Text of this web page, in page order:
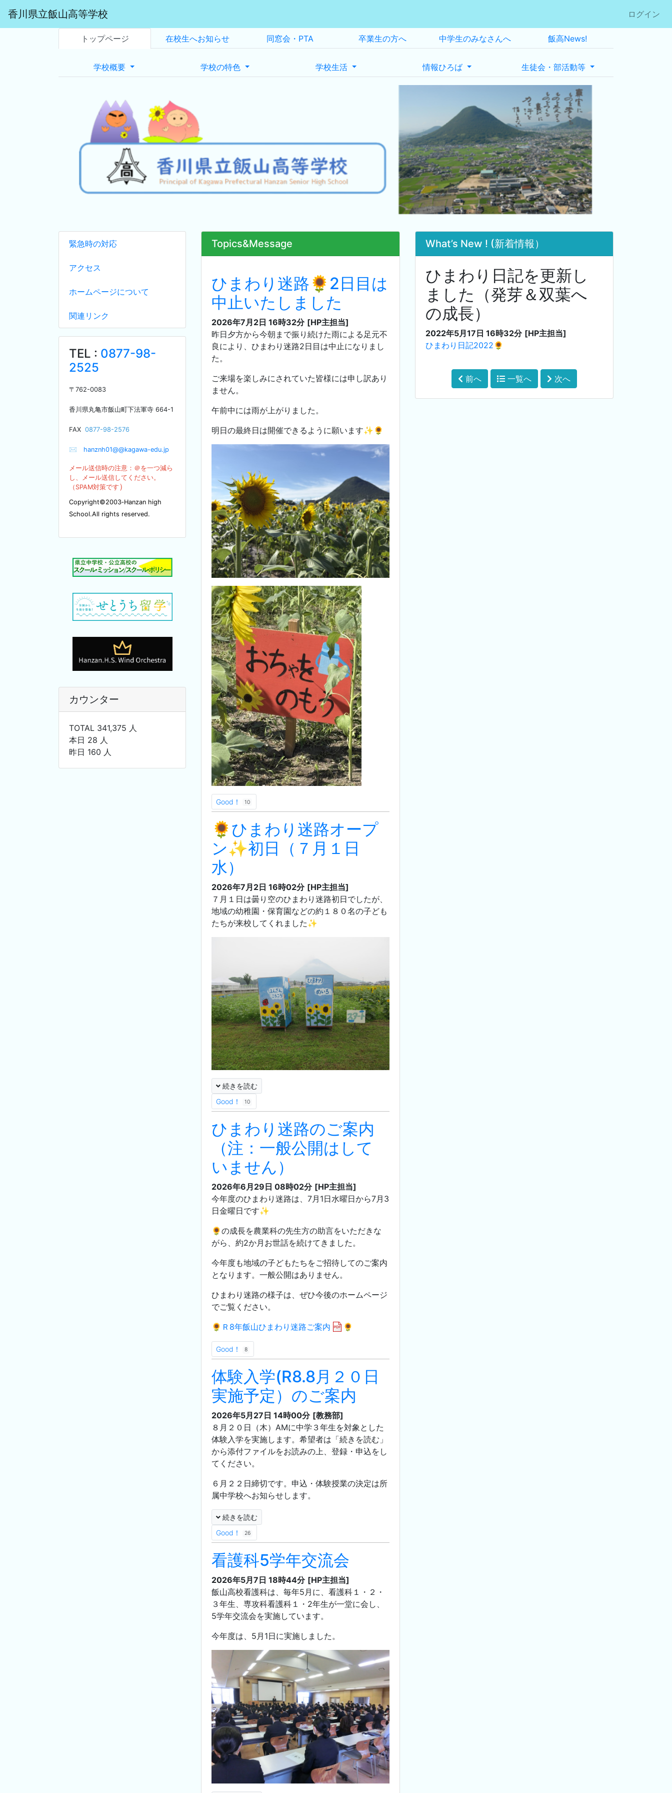
香川県立飯山高等学校 ログイン
トップページ 在校生へお知らせ 同窓会・PTA 卒業生の方へ 中学生のみなさんへ 飯高News!
学校概要 学校の特色 学校生活 情報ひろば 生徒会・部活動等
緊急時の対応
アクセス
ホームページについて
関連リンク
TEL : 0877-98-
2525
〒 762-0083
香川県丸亀市飯山町下法軍寺 664-1
FAX 0877-98-2576
✉ hanznh01@@kagawa-edu.jp
メール送信時の注意：＠を一つ減ら
し、メール送信してください。
（SPAM対策です ）
Copyright©2003‐Hanzan high
School.All rights reserved.
カウンター
TOTAL 341,375 人
本日 28 人
昨日 160 人
Topics&Message
ひまわり迷路🌻2日目は
中止いたしました
2026年7月2日 16時32分 [HP主担当]
昨日夕方から今朝まで振り続けた雨による足元不
良により、ひまわり迷路2日目は中止になりまし
た。
ご来場を楽しみにされていた皆様には申し訳あり
ません。
午前中には雨が上がりました。
明日の最終日は開催できるように願います✨️🌻
Good！ 10
🌻ひまわり迷路オープ
ン✨初日（７月１日
水）
2026年7月2日 16時02分 [HP主担当]
７月１日は曇り空のひまわり迷路初日でしたが、
地域の幼稚園・保育園などの約１８０名の子ども
たちが来校してくれました✨
続きを読む
Good！
10
ひまわり迷路のご案内
（注：一般公開はして
いません）
2026年6月29日 08時02分 [HP主担当]
今年度のひまわり迷路は、7月1日水曜日から7月3
日金曜日です✨
🌻の成長を農業科の先生方の助言をいただきな
がら、約2か月お世話を続けてきました。
今年度も地域の子どもたちをご招待してのご案内
となります。一般公開はありません。
ひまわり迷路の様子は、ぜひ今後のホームページ
でご覧ください。
🌻Ｒ8年飯山ひまわり迷路ご案内
🌻
Good！ 8
体験入学(R8.8月２０日
実施予定）のご案内
2026年5月27日 14時00分 [教務部]
８月２０日（木）AMに中学３年生を対象とした
体験入学を実施します。希望者は「続きを読む」
から添付ファイルをお読みの上、登録・申込をし
てください。
６月２２日締切です。申込・体験授業の決定は所
属中学校へお知らせします。
続きを読む
Good！
26
看護科5学年交流会
2026年5月7日 18時44分 [HP主担当]
飯山高校看護科は、毎年5月に、看護科１・２・
３年生、専攻科看護科１・2年生が一堂に会し、
5学年交流会を実施しています。
今年度は、5月1日に実施しました。
What’s New ! (新着情報）
ひまわり日記を更新し
ました（発芽＆双葉へ
の成長）
2022年5月17日 16時32分 [HP主担当]
ひまわり日記2022🌻
前へ 一覧へ 次へ